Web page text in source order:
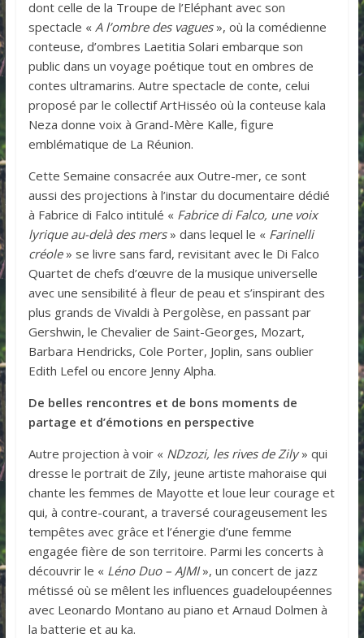
dont celle de la Troupe de l’Eléphant avec son
spectacle « A l’ombre des vagues», où la comédienne
conteuse, d’ombres Laetitia Solari embarque son
public dans un voyage poétique tout en ombres de
contes ultramarins. Autre spectacle de conte, celui
proposé par le collectif ArtHisséo où la conteuse kala
Neza donne voix à Grand-Mère Kalle, figure
emblématique de La Réunion.
Cette Semaine consacrée aux Outre-mer, ce sont
aussi des projections à l’instar du documentaire dédié
à Fabrice di Falco intitulé « Fabrice di Falco, une voix
lyrique au-delà des mers » dans lequel le « Farinelli
créole» se livre sans fard, revisitant avec le Di Falco
Quartet de chefs d’œuvre de la musique universelle
avec une sensibilité à fleur de peau et s’inspirant des
plus grands de Vivaldi à Pergolèse, en passant par
Gershwin, le Chevalier de Saint-Georges, Mozart,
Barbara Hendricks, Cole Porter, Joplin, sans oublier
Edith Lefel ou encore Jenny Alpha.
De belles rencontres et de bons moments de
partage et d’émotions en perspective
Autre projection à voir « NDzozi, les rives de Zily» qui
dresse le portrait de Zily, jeune artiste mahoraise qui
chante les femmes de Mayotte et loue leur courage et
qui, à contre-courant, a traversé courageusement les
tempêtes avec grâce et l’énergie d’une femme
engagée fière de son territoire. Parmi les concerts à
découvrir le « Léno Duo – AJMI», un concert de jazz
métissé où se mêlent les influences guadeloupéennes
avec Leonardo Montano au piano et Arnaud Dolmen à
la batterie et au ka.